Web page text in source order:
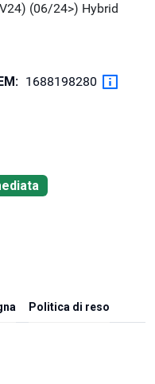
(06/24>) Hybrid
1688198280
Politica di reso